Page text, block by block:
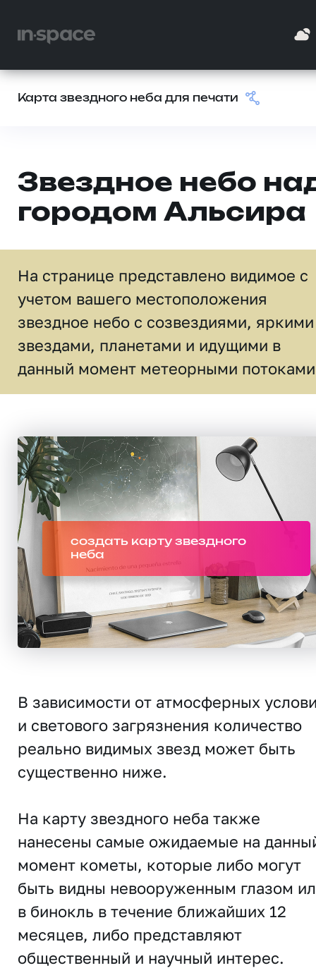
Карта звездного неба для печати
Звездное небо
городом Альсира
На странице представлено видимое c
учетом вашего местоположения
звездное небо c созвездиями, яркими
звездами, планетами и идущими в
данный момент метеорными
создать карту звездного
неба
В зависимости от атмосферных
и светового загрязнения количество
реально видимых звезд может быть
существенно ниже.
На карту звездного неба также
нанесены самые ожидаемые на
момент кометы, которые либо могут
быть видны невооруженным глазом
в бинокль в течение ближайших 12
месяцев, либо представляют
общественный и научный интерес.